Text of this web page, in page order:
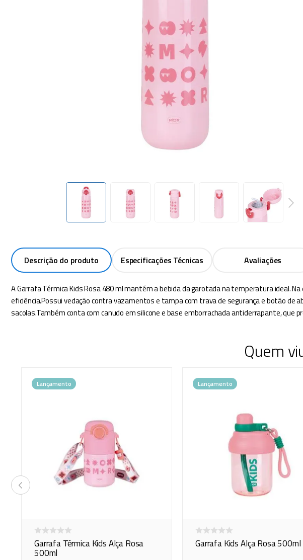
Descrição do produto Especificações Técnicas Avaliações
A Garrafa Térmica Kids Rosa 480 ml mantém a bebida da garotada na temperatura ideal.
eficiência.Possui vedação contra vazamentos e tampa com trava de segurança e botão
sacolas.Também conta com canudo em silicone e base emborrachada antiderrapante, que
Quem
Lançamento
Garrafa Térmica Kids Alça Rosa
500ml
Lançamento
Garrafa Kids Alça Rosa 500ml